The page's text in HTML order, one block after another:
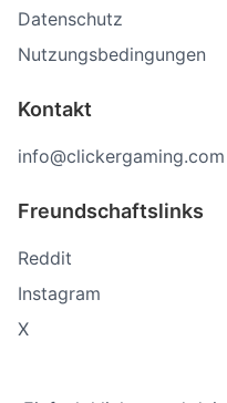
Datenschutz
Nutzungsbedingungen
Kontakt
info@clickergaming.com
Freundschaftslinks
Reddit
Instagram
X